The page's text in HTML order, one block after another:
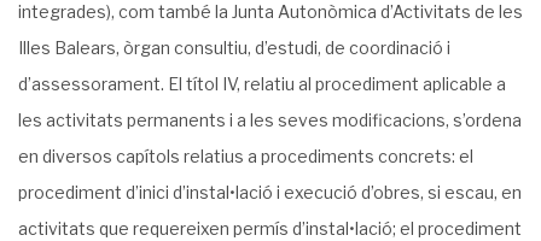
integrades), com també la Junta Autonòmica d’Activitats de les
Illes Balears, òrgan consultiu, d’estudi, de coordinació i
d’assessorament. El títol IV, relatiu al procediment aplicable a
les activitats permanents i a les seves modificacions, s’ordena
en diversos capítols relatius a procediments concrets: el
procediment d’inici d’instal•lació i execució d’obres, si escau, en
activitats que requereixen permís d’instal•lació; el procediment